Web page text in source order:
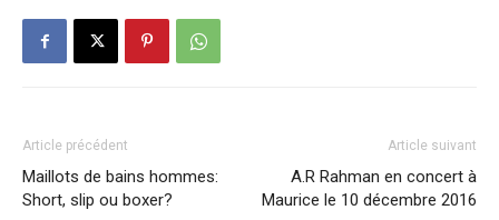
Article précédent
Maillots de bains hommes:
Short, slip ou boxer?
Article suivant
A.R Rahman en concert à
Maurice le 10 décembre 2016